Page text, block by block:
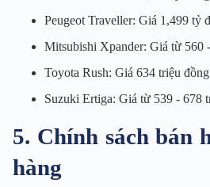
Peugeot Traveller: Giá 1,499 tỷ
Mitsubishi Xpander: Giá từ 560
Toyota Rush: Giá 634 triệu
Suzuki Ertiga: Giá từ 539 - 678
5. Chính sách bán
hàng